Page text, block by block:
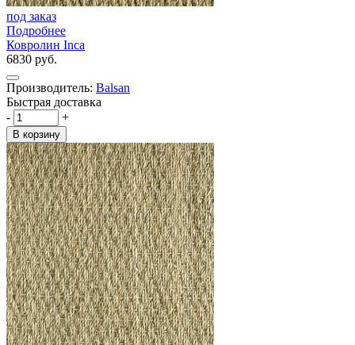
под заказ
Подробнее
Ковролин Inca
6830 руб.
Производитель: Balsan
Быстрая доставка
-
+
В корзину